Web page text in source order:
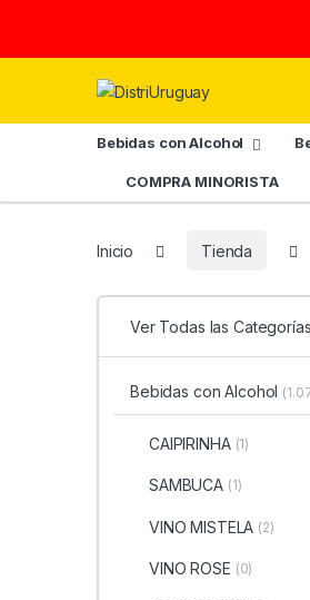
Bebidas con Alcohol
COMPRA MINORISTA
Inicio Tienda
Ver Todas las Categorías
Bebidas con Alcohol
CAIPIRINHA (1)
SAMBUCA (1)
VINO MISTELA (2)
VINO ROSE (0)